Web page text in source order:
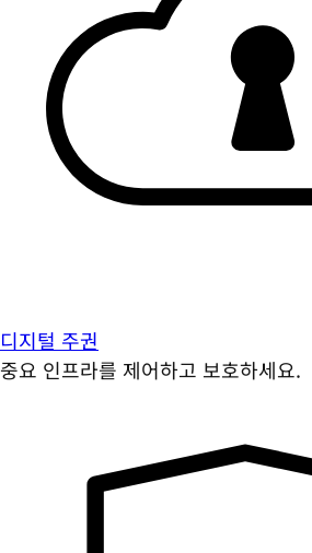
디지털 주권
중요 인프라를 제어하고 보호하세요.